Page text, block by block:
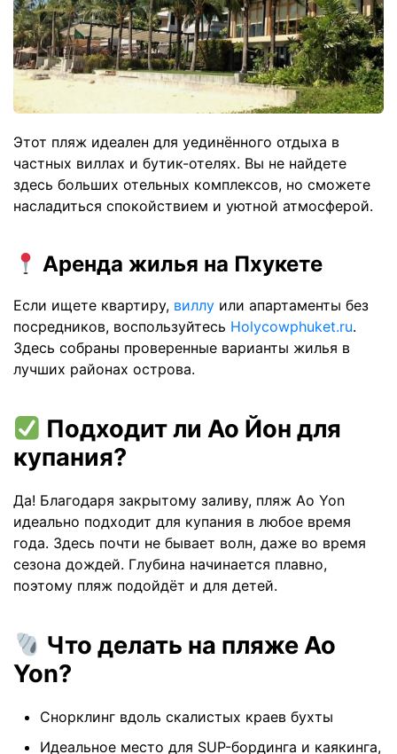
Этот пляж идеален для уединённого отдыха в
частных виллах и бутик-отелях. Вы не найдете
здесь больших отельных комплексов, но сможете
насладиться спокойствием и уютной атмосферой.
Аренда жилья на Пхукете
Если ищете квартиру, виллу или апартаменты без
посредников, воспользуйтесь Holycowphuket.ru.
Здесь собраны проверенные варианты жилья в
лучших районах острова.
Подходит ли Ао Йон для
купания?
Да! Благодаря закрытому заливу, пляж Ao Yon
идеально подходит для купания в любое время
года. Здесь почти не бывает волн, даже во время
сезона дождей. Глубина начинается плавно,
поэтому пляж подойдёт и для детей.
Что делать на пляже Ao
Yon?
Снорклинг вдоль скалистых краев бухты
Идеальное место для SUP-бординга и каякинга,